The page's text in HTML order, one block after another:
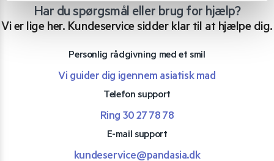
Har du spørgsmål eller brug for hjælp?
Vi er lige her. Kundeservice sidder klar til at hjælpe dig.
Personlig rådgivning med et smil
Vi guider dig igennem asiatisk mad
Telefon support
Ring 30 27 78 78
E-mail support
kundeservice@pandasia.dk